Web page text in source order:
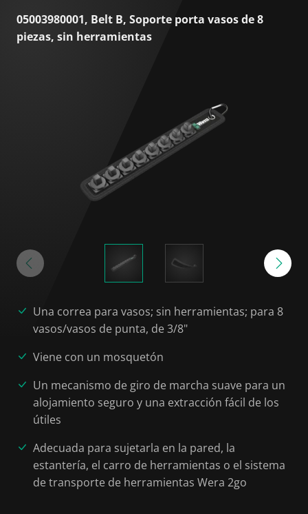
05003980001, Belt B, Soporte porta vasos de 8
piezas, sin herramientas
Una correa para vasos; sin herramientas; para 8
vasos/vasos de punta, de 3/8"
Viene con un mosquetón
Un mecanismo de giro de marcha suave para un
alojamiento seguro y una extracción fácil de los
útiles
Adecuada para sujetarla en la pared, la
estantería, el carro de herramientas o el sistema
de transporte de herramientas Wera 2go